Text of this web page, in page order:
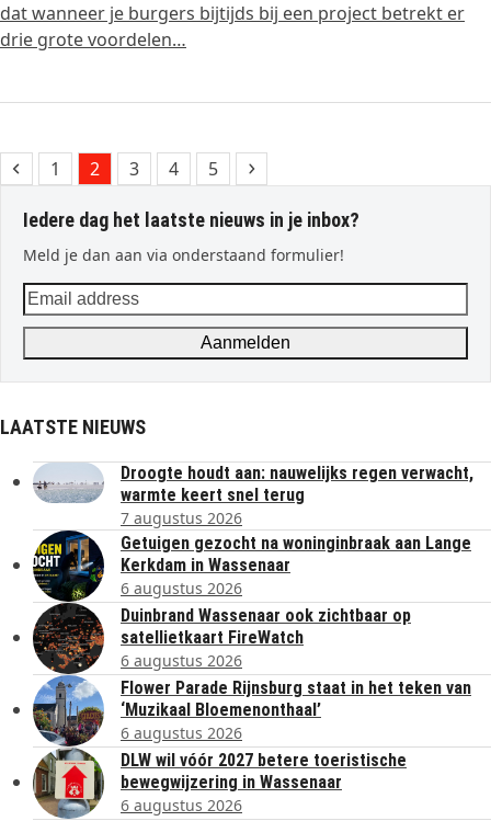
dat wanneer je burgers bijtijds bij een project betrekt er
drie grote voordelen…
Previous
Page
1 Page
2 Page
3 Page
4 Page
5 Next
Iedere dag het laatste nieuws in je inbox?
Meld je dan aan via onderstaand formulier!
Email
address
Aanmelden
LAATSTE NIEUWS
Droogte houdt aan: nauwelijks regen verwacht,
warmte keert snel terug
7 augustus 2026
Getuigen gezocht na woninginbraak aan Lange
Kerkdam in Wassenaar
6 augustus 2026
Duinbrand Wassenaar ook zichtbaar op
satellietkaart FireWatch
6 augustus 2026
Flower Parade Rijnsburg staat in het teken van
‘Muzikaal Bloemenonthaal’
6 augustus 2026
DLW wil vóór 2027 betere toeristische
bewegwijzering in Wassenaar
6 augustus 2026